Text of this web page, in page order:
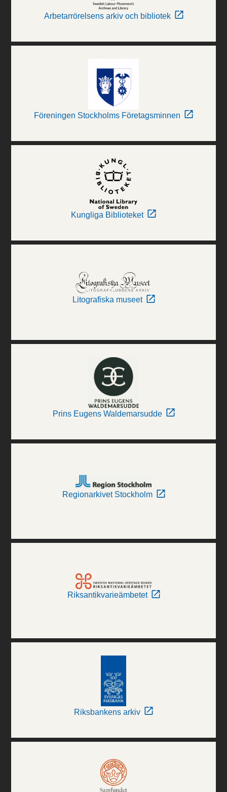
Arbetarrörelsens arkiv och bibliotek
Föreningen Stockholms Företagsminnen
Kungliga Biblioteket
Litografiska museet
Prins Eugens Waldemarsudde
Regionarkivet Stockholm
Riksantikvarieämbetet
Riksbankens arkiv